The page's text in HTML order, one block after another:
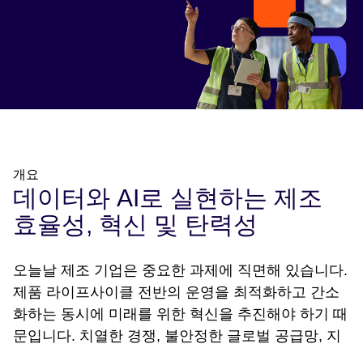
개요
데이터와 AI로 실현하는 제조
효율성, 혁신 및 탄력성
오늘날 제조 기업은 중요한 과제에 직면해 있습니다.
제품 라이프사이클 전반의 운영을 최적화하고 간소
화하는 동시에 미래를 위한 혁신을 추진해야 하기 때
문입니다. 치열한 경쟁, 불안정한 글로벌 공급망, 지